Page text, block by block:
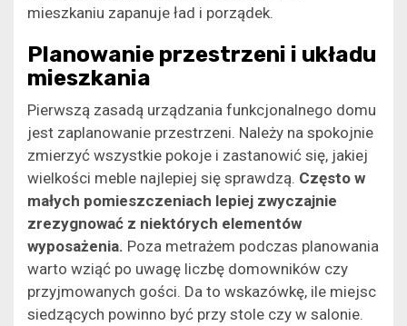
mieszkaniu zapanuje ład i porządek.
Planowanie przestrzeni i układu
mieszkania
Pierwszą zasadą urządzania funkcjonalnego domu
jest zaplanowanie przestrzeni. Należy na spokojnie
zmierzyć wszystkie pokoje i zastanowić się, jakiej
wielkości meble najlepiej się sprawdzą. Często w
małych pomieszczeniach lepiej zwyczajnie
zrezygnować z niektórych elementów
wyposażenia. Poza metrażem podczas planowania
warto wziąć po uwagę liczbę domowników czy
przyjmowanych gości. Da to wskazówkę, ile miejsc
siedzących powinno być przy stole czy w salonie.